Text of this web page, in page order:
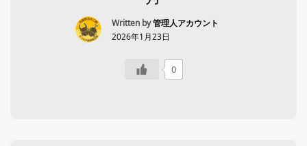
Written by管理人アカウント
2026年1月23日
0